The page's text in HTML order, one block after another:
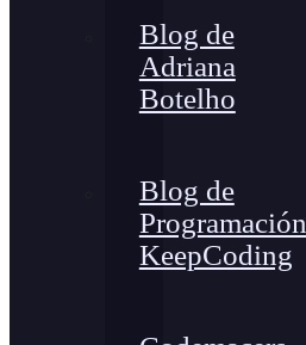
Blog de
Adriana
Botelho
Blog de
Programación
KeepCoding